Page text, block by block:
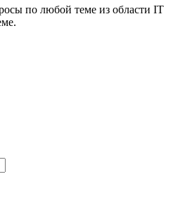
по любой теме из области IT